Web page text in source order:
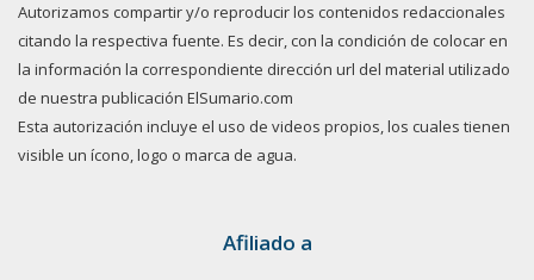
Autorizamos compartir y/o reproducir los contenidos redaccionales
citando la respectiva fuente. Es decir, con la condición de colocar en
la información la correspondiente dirección url del material utilizado
de nuestra publicación ElSumario.com
Esta autorización incluye el uso de videos propios, los cuales tienen
visible un ícono, logo o marca de agua.
Afiliado a